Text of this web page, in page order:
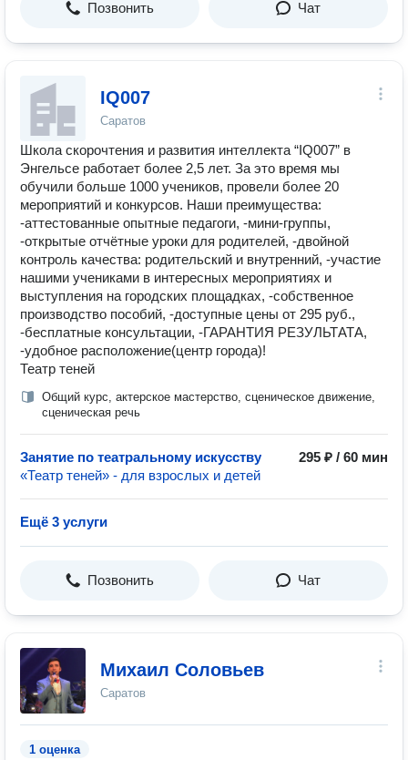
Позвонить Чат
IQ007
Саратов
Школа скорочтения и развития интеллекта “IQ007” в
Энгельсе работает более 2,5 лет. За это время мы
обучили больше 1000 учеников, провели более 20
мероприятий и конкурсов. Наши преимущества:
-аттестованные опытные педагоги, -мини-группы,
-открытые отчётные уроки для родителей, -двойной
контроль качества: родительский и внутренний, -участие
нашими учениками в интересных мероприятиях и
выступления на городских площадках, -собственное
производство пособий, -доступные цены от 295 руб.,
-бесплатные консультации, -ГАРАНТИЯ РЕЗУЛЬТАТА,
-удобное расположение(центр города)!
Театр теней
Общий курс, актерское мастерство, сценическое движение,
сценическая речь
Занятие по театральному искусству
295 ₽ / 60 мин
«Театр теней» - для взрослых и детей
Ещё 3 услуги
Позвонить Чат
Михаил Соловьев
Саратов
1 оценка